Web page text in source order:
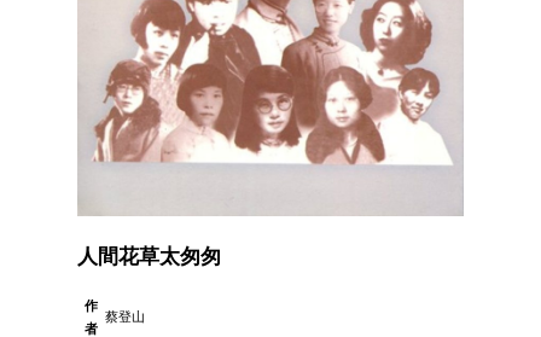
人間花草太匆匆
作
者
蔡登山